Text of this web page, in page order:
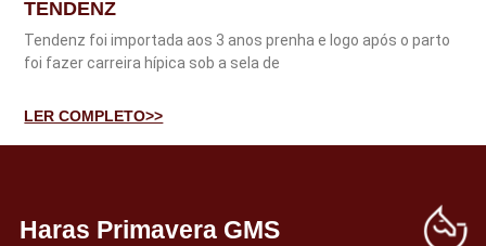
TENDENZ
Tendenz foi importada aos 3 anos prenha e logo após o parto
foi fazer carreira hípica sob a sela de
LER COMPLETO>>
Haras Primavera GMS